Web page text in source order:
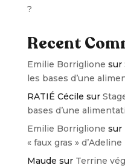
?
Recent
Emilie Borriglione sur
les bases d’une
RATIÉ Cécile sur
bases d’une
Emilie Borriglione sur
« faux gras » d’Adeline
Maude sur Terrine